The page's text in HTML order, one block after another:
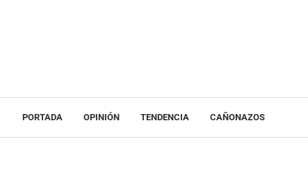
PORTADA OPINIÓN TENDENCIA CAÑONAZOS